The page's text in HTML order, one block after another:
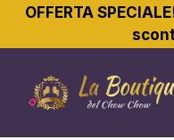
OFFERTA
contenuto